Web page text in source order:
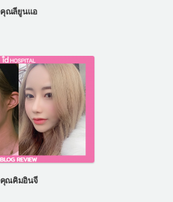
คุณลียูนแอ
คุณคิมอินจี